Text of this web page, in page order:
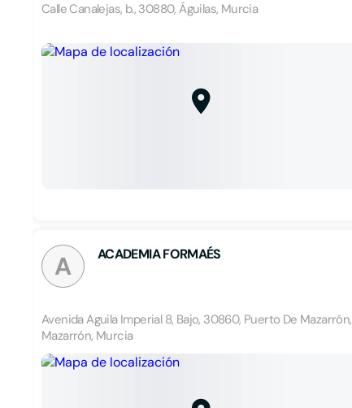
Calle Canalejas, b., 30880, Águilas, Murcia
A ACADEMIA FORMAÉS
Avenida Aguila Imperial 8, Bajo, 30860, Puerto De Mazarrón,
Mazarrón, Murcia